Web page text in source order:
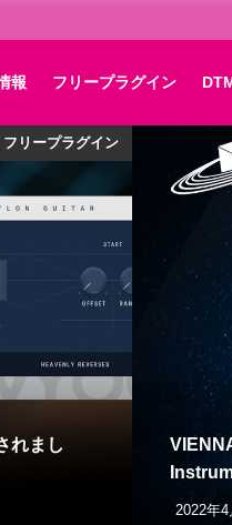
報 フリープラグイン
ト・OS対応情報
Native
2022年